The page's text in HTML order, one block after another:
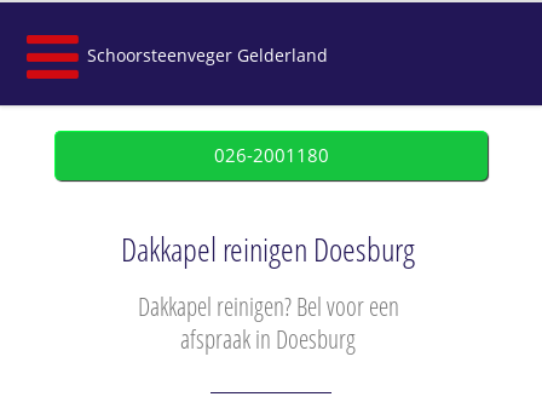
Schoorsteenveger Gelderland
026-2001180
Dakkapel reinigen Doesburg
Dakkapel reinigen? Bel voor een
afspraak in Doesburg